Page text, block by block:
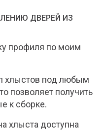
ДВЕРЕЙ ИЗ
профиля по моим
хлыстов под любым
позволяет получить
к сборке.
хлыста доступна